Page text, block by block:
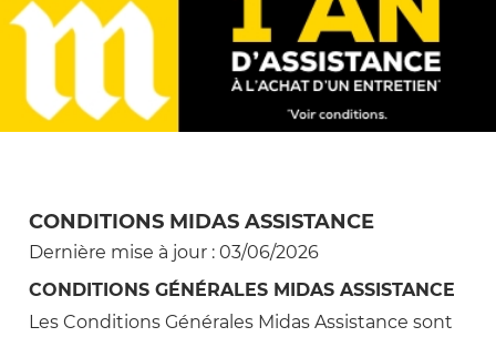
CONDITIONS MIDAS ASSISTANCE
Dernière mise à jour : 03/06/2026
CONDITIONS GÉNÉRALES MIDAS ASSISTANCE
Les Conditions Générales Midas Assistance sont